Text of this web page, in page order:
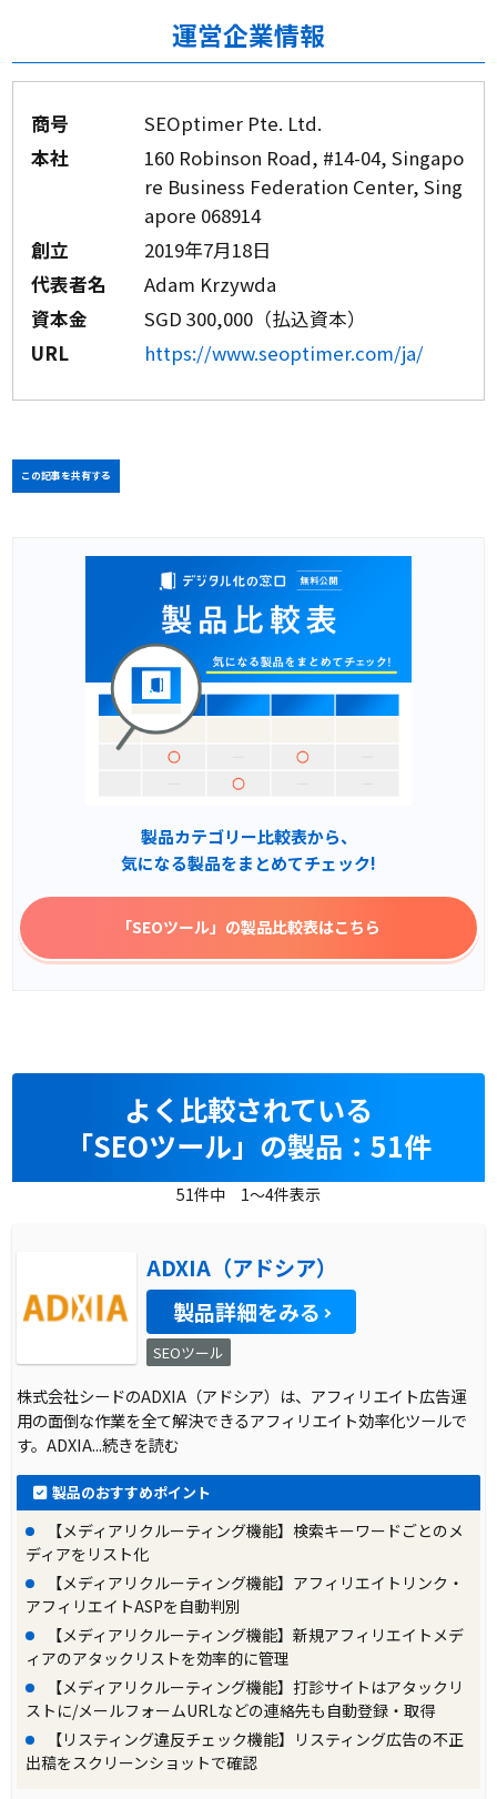
運営企業情報
商号
SEOptimer Pte. Ltd.
本社
160 Robinson Road, #14-04, Singapo
re Business Federation Center, Sing
apore 068914
創立
2019年7月18日
代表者名
Adam Krzywda
資本金
SGD 300,000（払込資本）
URL
https://www.seoptimer.com/ja/
この記事を共有する
製品カテゴリー比較表から、
気になる製品をまとめてチェック!
「SEOツール」 の製品比較表はこちら
よく比較されている
「SEOツール」の製品：51件
51件中 1～4件表示
ADXIA（アドシア）
製品詳細をみる
SEOツール
株式会社シードのADXIA（アドシア）は、アフィリエイト広告運
用の面倒な作業を全て解決できるアフィリエイト効率化ツールで
す。ADXIA...続きを読む
製品のおすすめポイント
【メディアリクルーティング機能】検索キーワードごとのメ
ディアをリスト化
【メディアリクルーティング機能】アフィリエイトリンク・
アフィリエイトASPを自動判別
【メディアリクルーティング機能】新規アフィリエイトメデ
ィアのアタックリストを効率的に管理
【メディアリクルーティング機能】打診サイトはアタックリ
ストに/メールフォームURLなどの連絡先も自動登録・取得
【リスティング違反チェック機能】リスティング広告の不正
出稿をスクリーンショットで確認